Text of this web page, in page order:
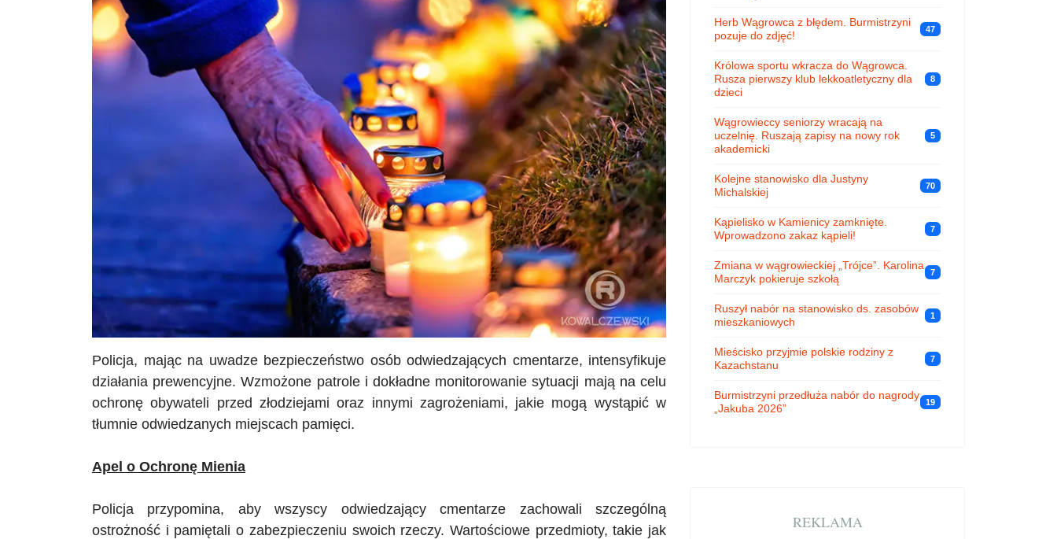
Policja, mając na uwadze bezpieczeństwo osób odwiedzających cmentarze, intensyfikuje
działania prewencyjne. Wzmożone patrole i dokładne monitorowanie sytuacji mają na celu
ochronę obywateli przed złodziejami oraz innymi zagrożeniami, jakie mogą wystąpić w
tłumnie odwiedzanych miejscach pamięci.
Apel o Ochronę Mienia
Policja przypomina, aby wszyscy odwiedzający cmentarze zachowali szczególną
ostrożność i pamiętali o zabezpieczeniu swoich rzeczy. Wartościowe przedmioty, takie jak
Herb Wągrowca z błędem. Burmistrzyni
pozuje do zdjęć!
47
Królowa sportu wkracza do Wągrowca.
Rusza pierwszy klub lekkoatletyczny dla
dzieci
8
Wągrowieccy seniorzy wracają na
uczelnię. Ruszają zapisy na nowy rok
akademicki
5
Kolejne stanowisko dla Justyny
Michalskiej
70
Kąpielisko w Kamienicy zamknięte.
Wprowadzono zakaz kąpieli!
7
Zmiana w wągrowieckiej „Trójce”. Karolina
Marczyk pokieruje szkołą
7
Ruszył nabór na stanowisko ds. zasobów
mieszkaniowych
1
Mieścisko przyjmie polskie rodziny z
Kazachstanu
7
Burmistrzyni przedłuża nabór do nagrody
„Jakuba 2026”
19
REKLAMA